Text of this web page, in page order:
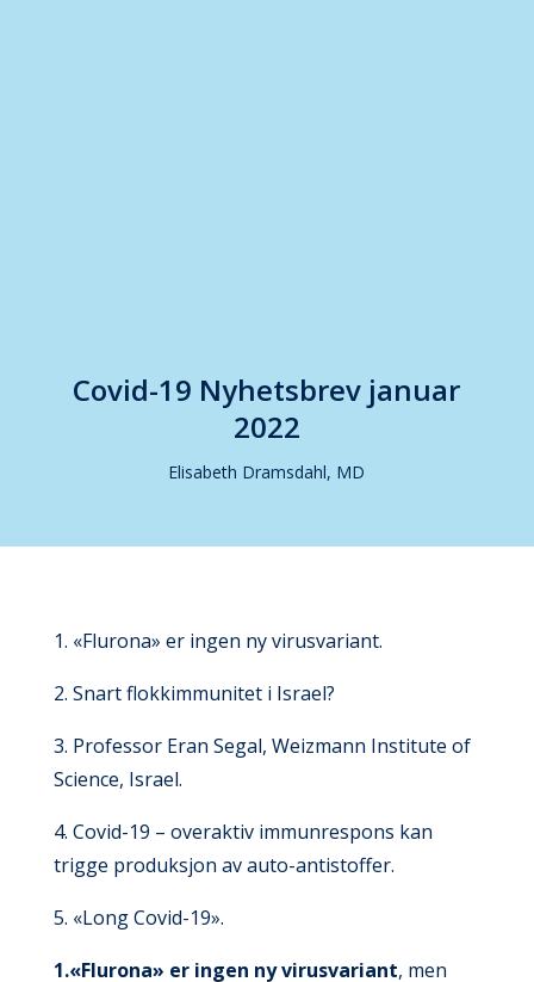
Covid-19 Nyhetsbrev januar
2022
Elisabeth Dramsdahl, MD
1. «Flurona» er ingen ny virusvariant.
2. Snart flokkimmunitet i Israel?
3. Professor Eran Segal, Weizmann Institute of
Science, Israel.
4. Covid-19 – overaktiv immunrespons kan
trigge produksjon av auto-antistoffer.
5. «Long Covid-19».
1.«Flurona» er ingen ny virusvariant, men